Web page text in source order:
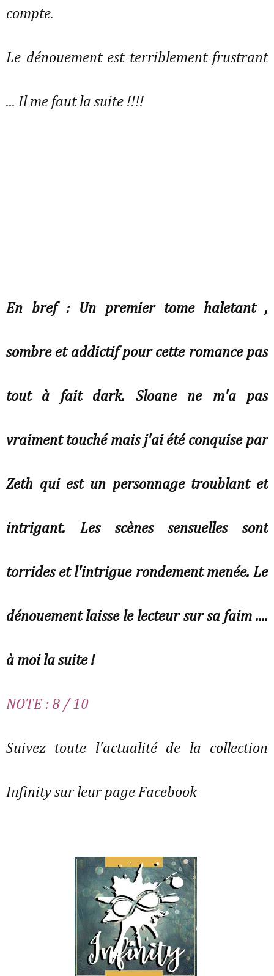
compte.
Le dénouement est terriblement frustrant
... Il me faut la suite !!!!
En bref : Un premier tome haletant ,
sombre et addictif pour cette romance pas
tout à fait dark. Sloane ne m'a pas
vraiment touché mais j'ai été conquise par
Zeth qui est un personnage troublant et
intrigant. Les scènes sensuelles sont
torrides et l'intrigue rondement menée. Le
dénouement laisse le lecteur sur sa faim ....
à moi la suite !
NOTE : 8 / 10
Suivez toute l'actualité de la collection
Infinity sur leur page Facebook